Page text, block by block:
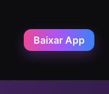
Baixar App